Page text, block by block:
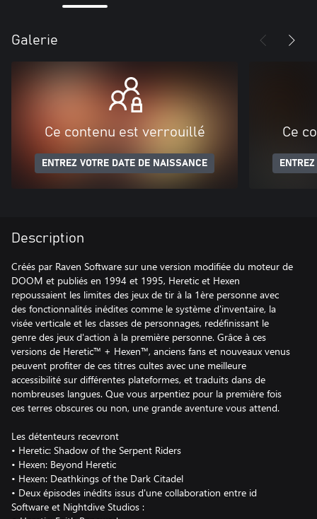
Galerie
Ce contenu est verrouillé
ENTREZ VOTRE DATE DE NAISSANCE
Ce
Description
Créés par Raven Software sur une version modifiée du moteur de
DOOM et publiés en 1994 et 1995, Heretic et Hexen
repoussaient les limites des jeux de tir à la 1ère personne avec
des fonctionnalités inédites comme le système d'inventaire, la
visée verticale et les classes de personnages, redéfinissant le
genre des jeux d'action à la première personne. Grâce à ces
versions de Heretic™ + Hexen™, anciens fans et nouveaux venus
peuvent profiter de ces titres cultes avec une meilleure
accessibilité sur différentes plateformes, et traduits dans de
nombreuses langues. Que vous arpentiez pour la première fois
ces terres obscures ou non, une grande aventure vous attend.
Les détenteurs recevront
• Heretic: Shadow of the Serpent Riders
• Hexen: Beyond Heretic
• Hexen: Deathkings of the Dark Citadel
• Deux épisodes inédits issus d'une collaboration entre id
Software et Nightdive Studios :